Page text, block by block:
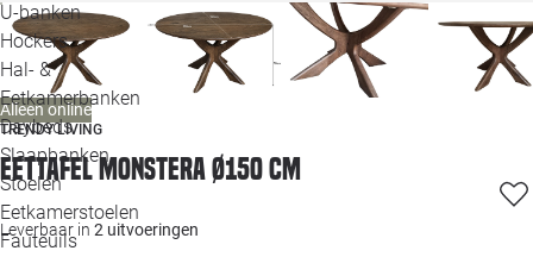
U-banken
Hockers
Hal- &
Eetkamerbanken
Daybeds
Slaapbanken
Stoelen
Eetkamerstoelen
Fauteuils
Alleen online
TRENDY LIVING
Eettafel Monstera Ø150 cm
Leverbaar in 2 uitvoeringen